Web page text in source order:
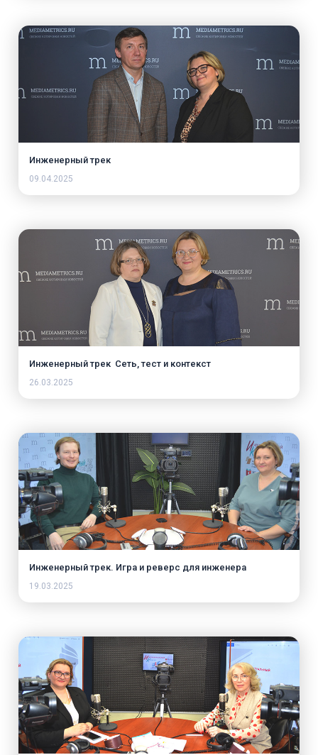
Инженерный трек
09.04.2025
Инженерный трек Сеть, тест и контекст
26.03.2025
Инженерный трек. Игра и реверс для инженера
19.03.2025